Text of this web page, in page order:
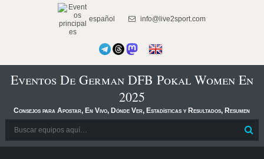
español info@live2sport.com
Eventos De German DFB Pokal Women En
2025
Consejos para Apostar, En Vivo, Dónde Ver, Estadísticas y Resultados, Resumen